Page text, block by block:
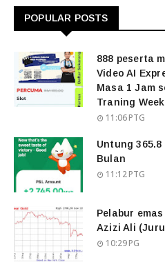
POPULAR POSTS
888 peserta
Video AI
Masa 1 Jam
Traning
11:06 PTG
Untung
Bulan
11:12 PTG
Pelabur
Azizi Ali
10:29 PG